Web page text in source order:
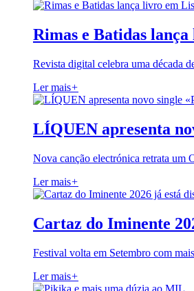
Rimas e Batidas
Revista digital celebra uma década
Ler mais+
LÍQUEN apresenta
Nova canção electrónica retrata um
Ler mais+
Cartaz do Iminente
Festival volta em Setembro com
Ler mais+